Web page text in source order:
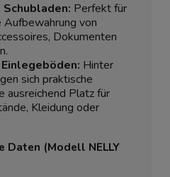
Perfekt für
Aufbewahrung von
Dokumenten
Hinter
sich praktische
ausreichend Platz für
Kleidung oder
Daten (Modell NELLY